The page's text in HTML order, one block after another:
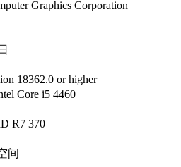
Graphics Corporation
18362.0 or higher
Core i5 4460
R7 370
间